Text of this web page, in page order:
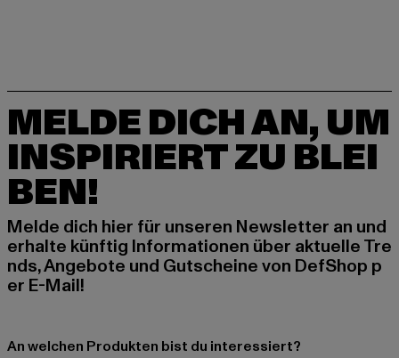
MELDE DICH AN, UM
INSPIRIERT ZU BLEI
BEN!
Melde dich hier für unseren Newsletter an und
erhalte künftig Informationen über aktuelle Tre
nds, Angebote und Gutscheine von DefShop p
er E-Mail!
An welchen Produkten bist du interessiert?